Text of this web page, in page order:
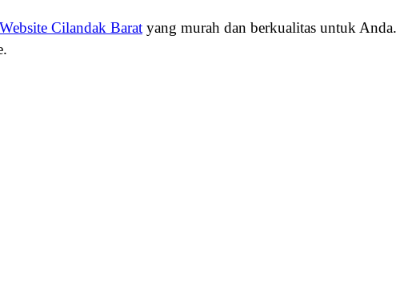
Cilandak Barat yang murah dan berkualitas untuk